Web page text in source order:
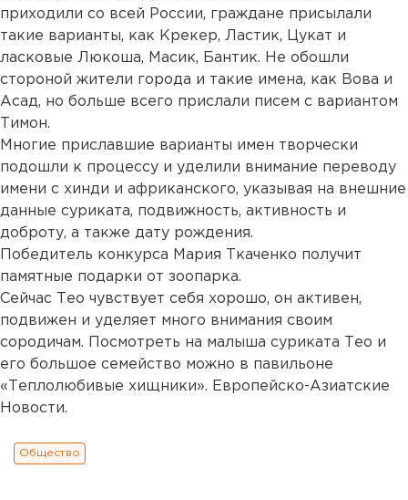
приходили со всей России, граждане присылали
такие варианты, как Крекер, Ластик, Цукат и
ласковые Люкоша, Масик, Бантик. Не обошли
стороной жители города и такие имена, как Вова и
Асад, но больше всего прислали писем с вариантом
Тимон.
Многие приславшие варианты имен творчески
подошли к процессу и уделили внимание переводу
имени с хинди и африканского, указывая на внешние
данные суриката, подвижность, активность и
доброту, а также дату рождения.
Победитель конкурса Мария Ткаченко получит
памятные подарки от зоопарка.
Сейчас Тео чувствует себя хорошо, он активен,
подвижен и уделяет много внимания своим
сородичам. Посмотреть на малыша суриката Тео и
его большое семейство можно в павильоне
«Теплолюбивые хищники». Европейско-Азиатские
Новости.
Общество